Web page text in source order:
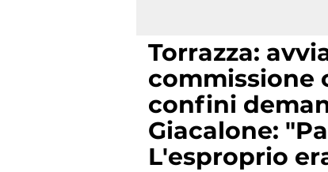
Torrazza:
commissione
confini
Giacalone:
L'esproprio